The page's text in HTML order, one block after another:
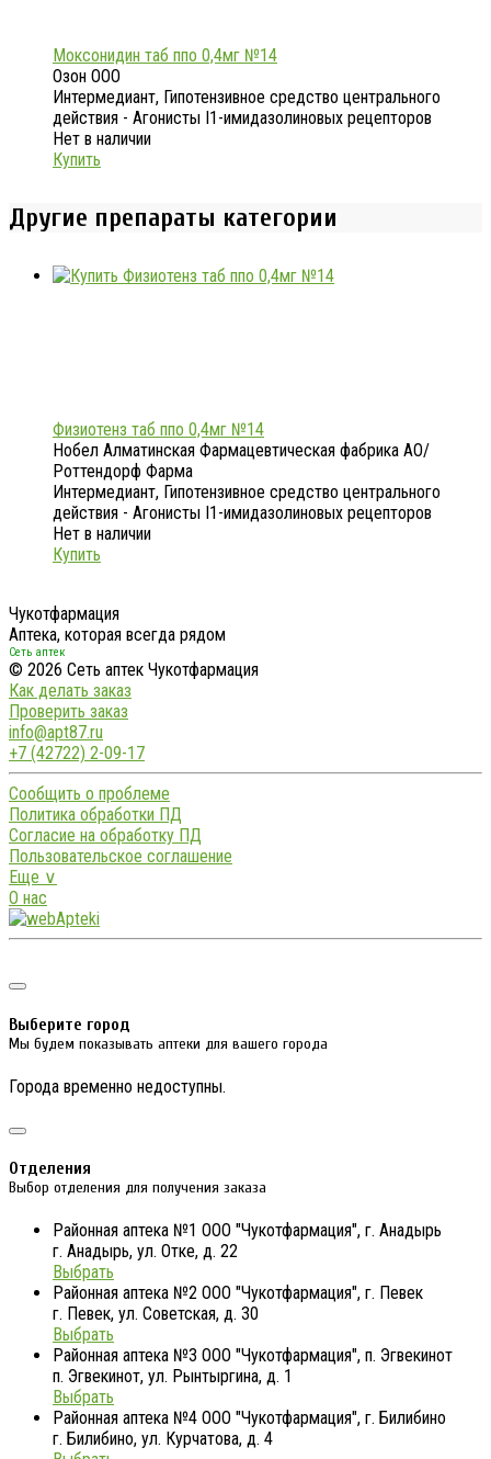
Моксонидин таб ппо 0,4мг №14
Озон ООО
Интермедиант, Гипотензивное средство центрального
действия - Агонисты I1-имидазолиновых рецепторов
Нет в наличии
Купить
Другие препараты категории
Физиотенз таб ппо 0,4мг №14
Нобел Алматинская Фармацевтическая фабрика АО/
Роттендорф Фарма
Интермедиант, Гипотензивное средство центрального
действия - Агонисты I1-имидазолиновых рецепторов
Нет в наличии
Купить
Чукотфармация
Аптека, которая всегда рядом
Сеть аптек
© 2026 Сеть аптек Чукотфармация
Как делать заказ
Проверить заказ
info@apt87.ru
+7 (42722) 2-09-17
Сообщить о проблеме
Политика обработки ПД
Согласие на обработку ПД
Пользовательское соглашение
Еще ∨
О нас
Выберите город
Мы будем показывать аптеки для вашего города
Города временно недоступны.
Отделения
Выбор отделения для получения заказа
Районная аптека №1 ООО "Чукотфармация", г. Анадырь
г. Анадырь, ул. Отке, д. 22
Выбрать
Районная аптека №2 ООО "Чукотфармация", г. Певек
г. Певек, ул. Советская, д. 30
Выбрать
Районная аптека №3 ООО "Чукотфармация", п. Эгвекинот
п. Эгвекинот, ул. Рынтыргина, д. 1
Выбрать
Районная аптека №4 ООО "Чукотфармация", г. Билибино
г. Билибино, ул. Курчатова, д. 4